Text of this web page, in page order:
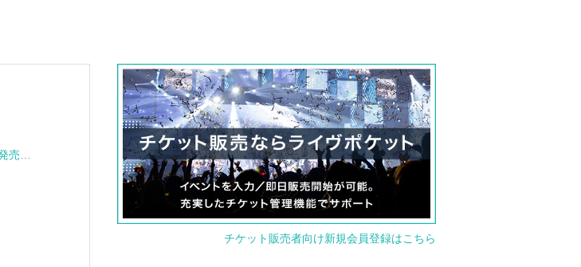
チケット販売者向け新規会員登録はこちら